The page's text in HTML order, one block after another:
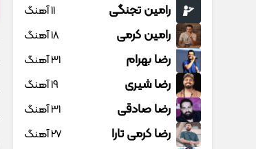
رامین تجنگی 11 آهنگ
رامین کرمی 18 آهنگ
رضا بهرام 31 آهنگ
رضا شیری 19 آهنگ
رضا صادقی 31 آهنگ
رضا کرمی تارا 27 آهنگ